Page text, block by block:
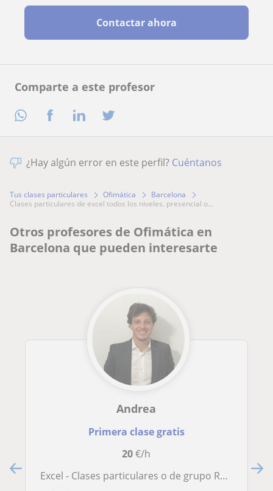
Comparte a este profesor
Contactar ahora
¿Hay algún error en este perfil? Cuéntanos
Tus clases particulares Ofimática
Barcelona
clases particulares de excel todos los niveles. presencial o...
Otros profesores de Ofimática en
Barcelona que pueden interesarte
Andrea
Primera clase gratis
20€/h
Excel - Clases particulares o de grupo REMOTAS